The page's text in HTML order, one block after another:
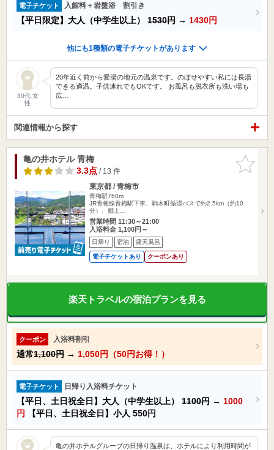
電子チケット 入館料＋岩盤浴 割引き
【平日限定】大人（中学生以上） 1530円 → 1430円
他にも1種類の電子チケットがあります
30代 女
性
20年近く前から愛湯の地元の温泉です。のぼせやすい私には長湯
できる適温。子供連れでもOKです。 お風呂も脱衣所も洗い場も
広…
関連情報から探す
お気に入
りに追加
亀の井ホテル 青梅
3.3点/ 13 件
東京都 / 青梅市
青梅駅760m
JR青梅線青梅駅下車、駒木町循環バスで約2.5km（約10
分）、郷土…
営業時間 11:30～21:00
入浴料金 1,100円～
日帰り 宿泊 露天風呂
電子チケットあり クーポンあり
楽天トラベルの宿泊プランを見る
クーポン 入浴料割引
通常1,100円 → 1,050円（50円お得！）
電子チケット 日帰り入浴料チケット
【平日、土日祝全日】大人（中学生以上） 1100円 → 1000
円
【平日、土日祝全日】小人 550円
亀の井ホテルグループの日帰り温泉は、ホテルにより利用時間が